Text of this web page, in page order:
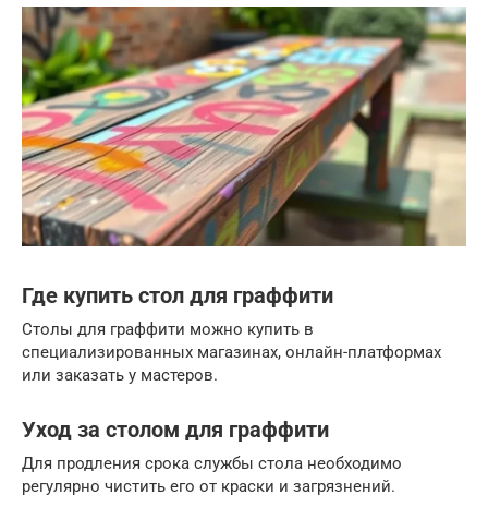
Где купить стол для граффити
Столы для граффити можно купить в
специализированных магазинах, онлайн-платформах
или заказать у мастеров.
Уход за столом для граффити
Для продления срока службы стола необходимо
регулярно чистить его от краски и загрязнений.